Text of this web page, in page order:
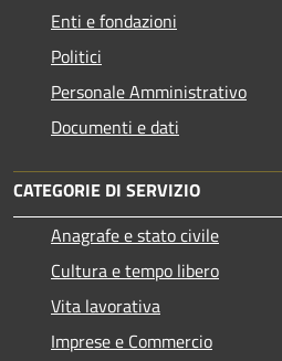
Enti e fondazioni
Politici
Personale Amministrativo
Documenti e dati
CATEGORIE DI SERVIZIO
Anagrafe e stato civile
Cultura e tempo libero
Vita lavorativa
Imprese e Commercio